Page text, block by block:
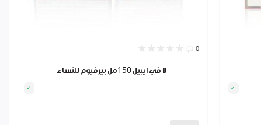
0
لا في ايبيل 150مل بيرفيوم للنساء